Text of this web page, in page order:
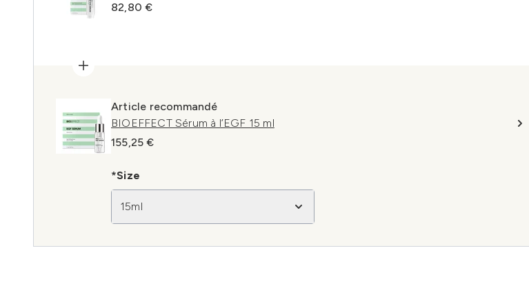
82,80 €
Article recommandé
BIOEFFECT Sérum à l’EGF 15 ml
155,25 €
*Size
15ml